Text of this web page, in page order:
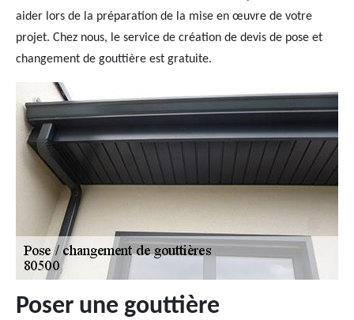
aider lors de la préparation de la mise en œuvre de votre
projet. Chez nous, le service de création de devis de pose et
changement de gouttière est gratuite.
Poser une gouttière